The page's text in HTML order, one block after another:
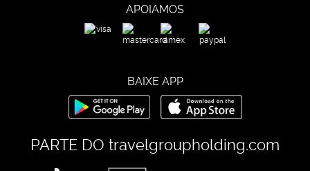
APOIAMOS
BAIXE APP
PARTE DO travelgroupholding.com